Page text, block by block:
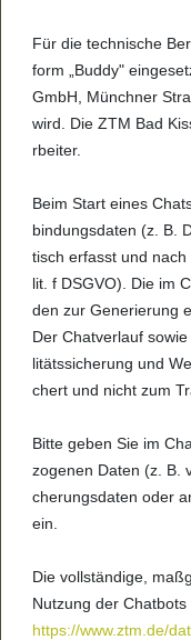
Für die tech­ni­sche
form „Buddy"
GmbH, Münch­ner
wird. Die ZTM Bad
r­bei­ter.
Beim Start eines
bin­dungs­da­ten (z. B.
tisch erfasst und nach
lit. f DSGVO). Die im
den zur Gene­rie­rung
Der Chat­ver­lauf
li­täts­si­che­rung und
chert und nicht zum
Bitte geben Sie im
zo­ge­nen Daten (z. B.
che­rungs­da­ten oder
ein.
Die voll­stän­dige,
Nut­zung der
https://www.ztm.de/